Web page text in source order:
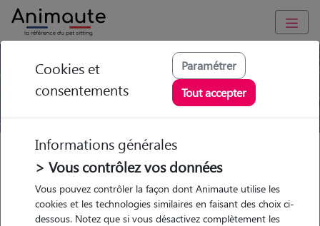
Bouvier Bernois
Groupe 2
Le Bouvier Bernois est un grand chien bien proportionné, il
appartient auGroupe 2 dans la section chien de montagne et de
Cookies et
consentements
Paramétrer
Tout accepter
Informations générales
> Vous contrôlez vos données
Vous pouvez contrôler la façon dont Animaute utilise les
cookies et les technologies similaires en faisant des choix ci-
dessous. Notez que si vous désactivez complètement les